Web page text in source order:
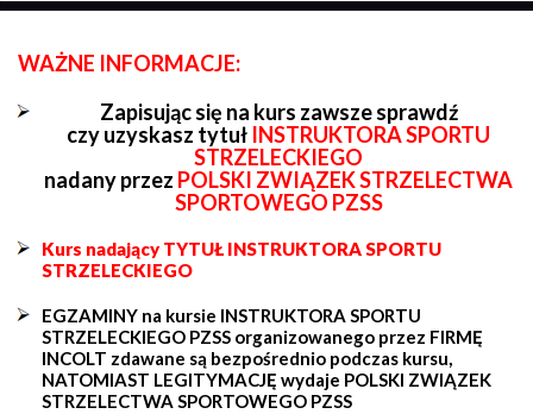
WAŻNE INFORMACJE:
Zapisując się na kurs zawsze sprawdź
czy uzyskasz tytuł INSTRUKTORA SPORTU
STRZELECKIEGO
nadany przez POLSKI ZWIĄZEK STRZELECTWA
SPORTOWEGO PZSS
Kurs nadający TYTUŁ INSTRUKTORA SPORTU
STRZELECKIEGO
EGZAMINY na kursie INSTRUKTORA SPORTU
STRZELECKIEGO PZSS organizowanego przez FIRMĘ
INCOLT zdawane są bezpośrednio podczas kursu,
NATOMIAST LEGITYMACJĘ wydaje POLSKI ZWIĄZEK
STRZELECTWA SPORTOWEGO PZSS